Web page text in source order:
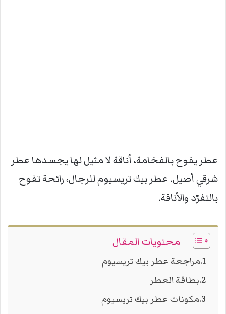
عطر يفوح بالفخامة، أناقة لا مثيل لها يجسدها عطر
شرقي أصيل. عطر بيك تريسيوم للرجال، رائحة تفوح
بالتفرّد والأناقة.
محتويات المقال
مراجعة عطر بيك تريسيوم
بطاقة العطر
مكونات عطر بيك تريسيوم